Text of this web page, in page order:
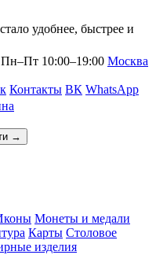
удобнее, быстрее и
Пн–Пт 10:00–19:00 Москва
Контакты ВК WhatsApp
→
Монеты и медали
Карты Столовое
изделия